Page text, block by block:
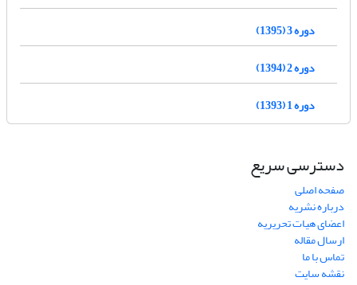
دوره 3 (1395)
دوره 2 (1394)
دوره 1 (1393)
دسترسی سریع
صفحه اصلی
درباره نشریه
اعضای هیات تحریریه
ارسال مقاله
تماس با ما
نقشه سایت